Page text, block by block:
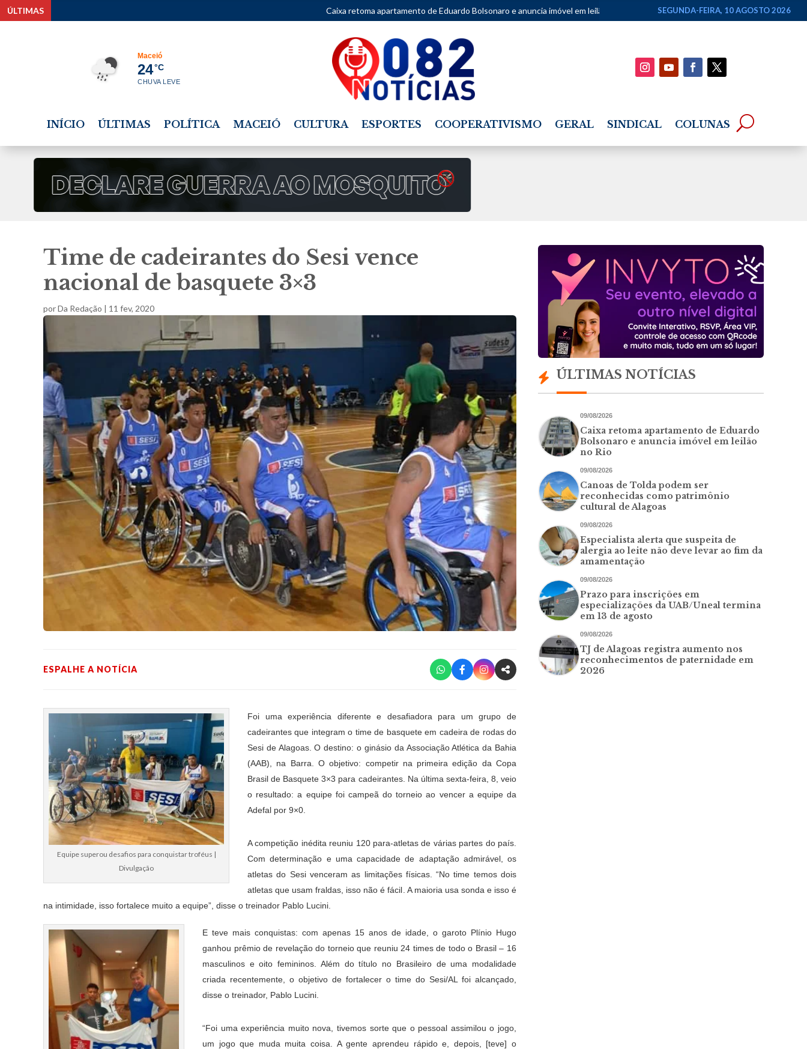
ÚLTIMAS Caixa retoma apartamento de Eduardo Bolsonaro e anuncia imóvel em leilão no Rio • Canoas de Tolda podem ser reconhecidas como
SEGUNDA-FEIRA, 10 AGOSTO 2026
Maceió
24°C
CHUVA LEVE
INÍCIO ÚLTIMAS POLÍTICA MACEIÓ CULTURA ESPORTES COOPERATIVISMO GERAL SINDICAL COLUNAS
Time de cadeirantes do Sesi vence
nacional de basquete 3×3
porDa Redação 11 fev, 2020
ESPALHE A NOTÍCIA
Equipe superou desafios para conquistar troféus |
Divulgação
Foi uma experiência diferente e desafiadora para um grupo de
cadeirantes que integram o time de basquete em cadeira de rodas do
Sesi de Alagoas. O destino: o ginásio da Associação Atlética da Bahia
(AAB), na Barra. O objetivo: competir na primeira edição da Copa
Brasil de Basquete 3×3 para cadeirantes. Na última sexta-feira, 8, veio
o resultado: a equipe foi campeã do torneio ao vencer a equipe da
Adefal por 9×0.
A competição inédita reuniu 120 para-atletas de várias partes do país.
Com determinação e uma capacidade de adaptação admirável, os
atletas do Sesi venceram as limitações físicas. “No time temos dois
atletas que usam fraldas, isso não é fácil. A maioria usa sonda e isso é
na intimidade, isso fortalece muito a equipe”, disse o treinador Pablo Lucini.
E teve mais conquistas: com apenas 15 anos de idade, o garoto Plínio Hugo
ganhou prêmio de revelação do torneio que reuniu 24 times de todo o Brasil – 16
masculinos e oito femininos. Além do título no Brasileiro de uma modalidade
criada recentemente, o objetivo de fortalecer o time do Sesi/AL foi alcançado,
disse o treinador, Pablo Lucini.
“Foi uma experiência muito nova, tivemos sorte que o pessoal assimilou o jogo,
um jogo que muda muita coisa. A gente aprendeu rápido e, depois, [teve] o
ÚLTIMAS NOTÍCIAS
09/08/2026
Caixa retoma apartamento de Eduardo
Bolsonaro e anuncia imóvel em leilão
no Rio
09/08/2026
Canoas de Tolda podem ser
reconhecidas como patrimônio
cultural de Alagoas
09/08/2026
Especialista alerta que suspeita de
alergia ao leite não deve levar ao fim da
amamentação
09/08/2026
Prazo para inscrições em
especializações da UAB/Uneal termina
em 13 de agosto
09/08/2026
TJ de Alagoas registra aumento nos
reconhecimentos de paternidade em
2026